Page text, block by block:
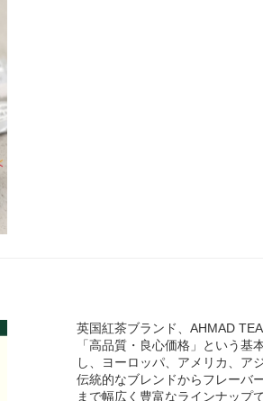
英国紅茶ブランド、AHMAD
「高品質・良心価格」という
し、ヨーロッパ、アメリカ、ア
伝統的なブレンドからフレーバ
まで幅広く豊富なラインナップ